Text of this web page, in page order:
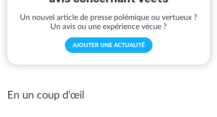
Un nouvel article de presse polémique ou vertueux ?
Un avis ou une expérience vécue ?
AJOUTER UNE ACTUALITÉ
En un coup d'œil